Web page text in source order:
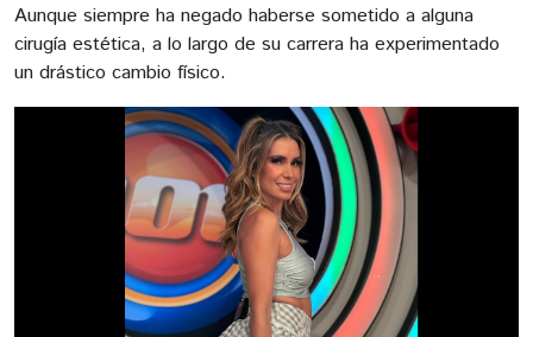
Aunque siempre ha negado haberse sometido a alguna
cirugía estética, a lo largo de su carrera ha experimentado
un drástico cambio físico.